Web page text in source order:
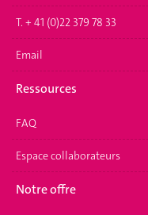
T. + 41 (0)22 379 78 33
Email
Ressources
FAQ
Espace collaborateurs
Notre offre